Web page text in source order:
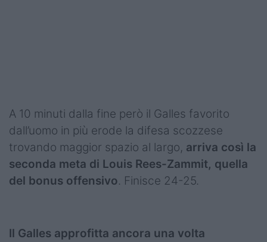
A 10 minuti dalla fine però il Galles favorito
dall’uomo in più erode la difesa scozzese
trovando maggior spazio al largo, arriva così la
seconda meta di Louis Rees-Zammit, quella
del bonus offensivo. Finisce 24-25.
Il Galles approfitta ancora una volta